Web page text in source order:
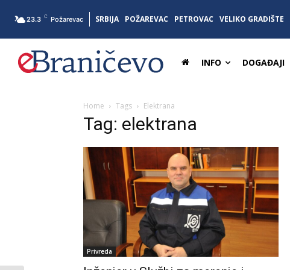
23.3 C Požarevac SRBIJA POŽAREVAC PETROVAC VELIKO GRADIŠTE
INFO DOGAĐAJI
Home Tags Elektrana
Tag: elektrana
Privreda